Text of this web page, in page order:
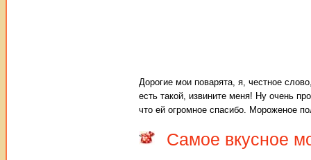
Дорогие мои поварята, я, честное
есть такой, извините меня! Ну очень
что ей огромное спасибо. Мороженое
Самое вкусное